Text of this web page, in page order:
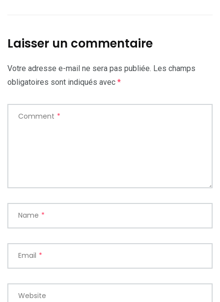
Laisser un commentaire
Votre adresse e-mail ne sera pas publiée. Les champs
obligatoires sont indiqués avec *
Comment *
Name *
Email *
Website